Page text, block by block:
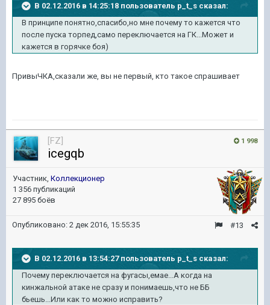
В 02.12.2016 в 14:25:18 пользователь p_t_s сказал:
В принципе понятно,спасибо,но мне почему то кажется что
после пуска торпед,само переключается на ГК...Может и
кажется в горячке боя)
ПривыЧКА,сказали же, вы не первый, кто такое спрашивает
1 998
[FZ]
icegqb
Участник, Коллекционер
1 356 публикаций
27 895 боёв
#13
Опубликовано: 2 дек 2016, 15:55:35
В 02.12.2016 в 13:54:27 пользователь p_t_s сказал:
Почему переключается на фугасы,емае...А когда на
кинжальной атаке не сразу и понимаешь,что не ББ
бьешь...Или как то можно исправить?